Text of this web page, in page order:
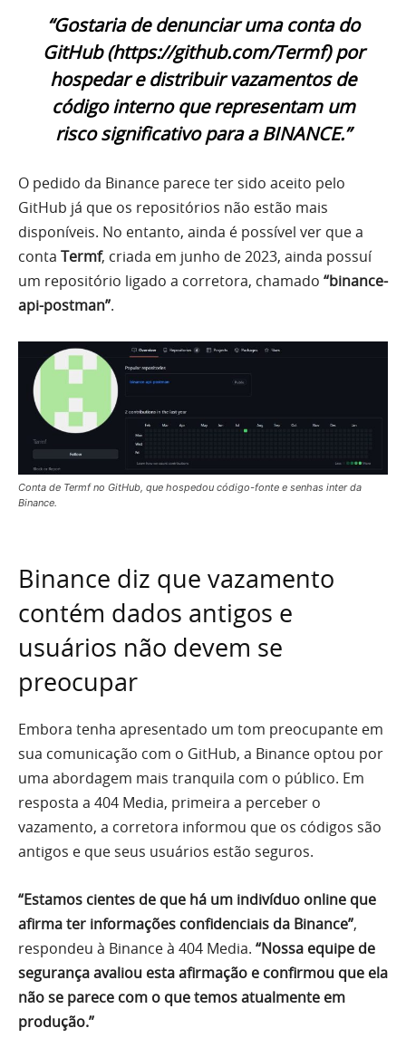
“Gostaria de denunciar uma conta do
GitHub (https://github.com/Termf) por
hospedar e distribuir vazamentos de
código interno que representam um
risco significativo para a BINANCE.”
O pedido da Binance parece ter sido aceito pelo
GitHub já que os repositórios não estão mais
disponíveis. No entanto, ainda é possível ver que a
conta Termf, criada em junho de 2023, ainda possuí
um repositório ligado a corretora, chamado “binance-
api-postman”.
Conta de Termf no GitHub, que hospedou código-fonte e senhas inter da
Binance.
Binance diz que vazamento
contém dados antigos e
usuários não devem se
preocupar
Embora tenha apresentado um tom preocupante em
sua comunicação com o GitHub, a Binance optou por
uma abordagem mais tranquila com o público. Em
resposta a 404 Media, primeira a perceber o
vazamento, a corretora informou que os códigos são
antigos e que seus usuários estão seguros.
“Estamos cientes de que há um indivíduo online que
afirma ter informações confidenciais da Binance”,
respondeu à Binance à 404 Media. “Nossa equipe de
segurança avaliou esta afirmação e confirmou que ela
não se parece com o que temos atualmente em
produção.”